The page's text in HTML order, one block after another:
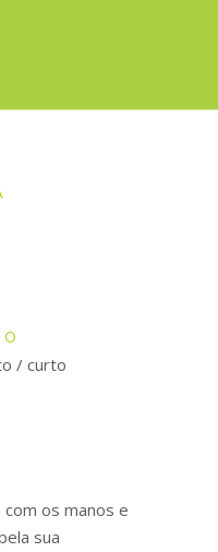
/ curto
os manos e
sua